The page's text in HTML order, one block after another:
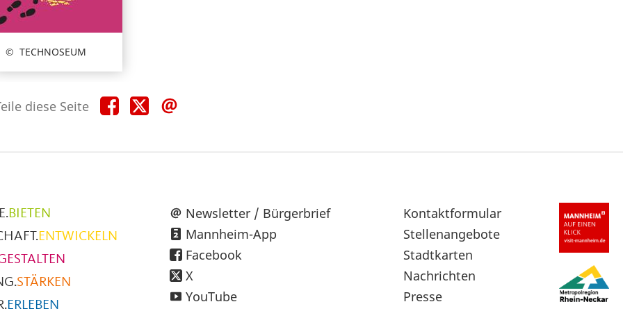
TECHNOSEUM
diese Seite Teile
diese
Teile
diese
BIETEN
ENTWICKELN
STÄRKEN
ERLEBEN
Newsletter / Bürgerbrief
Mannheim-App
Facebook
X
YouTube
Sekundärnavigation
im
Fußbereich
Kontaktformular
Stellenangebote
Stadtkarten
Nachrichten
Presse